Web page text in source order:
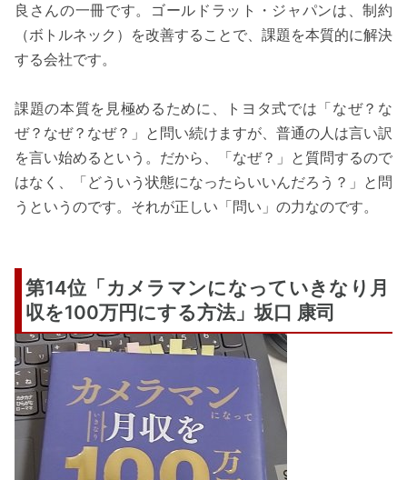
良さんの一冊です。ゴールドラット・ジャパンは、制約
（ボトルネック）を改善することで、課題を本質的に解決
する会社です。
課題の本質を見極めるために、トヨタ式では「なぜ？な
ぜ？なぜ？なぜ？」と問い続けますが、普通の人は言い訳
を言い始めるという。だから、「なぜ？」と質問するので
はなく、「どういう状態になったらいいんだろう？」と問
うというのです。それが正しい「問い」の力なのです。
第14位「カメラマンになっていきなり月
収を100万円にする方法」坂口 康司